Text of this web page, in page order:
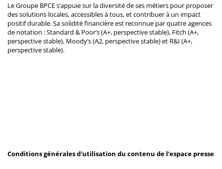
Le Groupe BPCE s’appuie sur la diversité de ses métiers pour proposer
des solutions locales, accessibles à tous, et contribuer à un impact
positif durable. Sa solidité financière est reconnue par quatre agences
de notation : Standard & Poor’s (A+, perspective stable), Fitch (A+,
perspective stable), Moody’s (A2, perspective stable) et R&I (A+,
perspective stable).
Conditions générales d'utilisation du contenu de l’espace presse